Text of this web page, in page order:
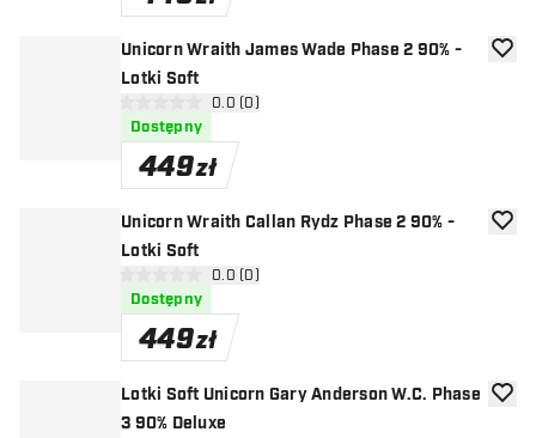
Unicorn Wraith James Wade Phase 2 90% -
Lotki Soft
otwórz panel recenzji
0 gwiazdki oceny0.0 (0)
Dostępny
449zł
Unicorn Wraith Callan Rydz Phase 2 90% -
Lotki Soft
otwórz panel recenzji
0 gwiazdki oceny0.0 (0)
Dostępny
449zł
Lotki Soft Unicorn Gary Anderson W.C. Phase
3 90% Deluxe